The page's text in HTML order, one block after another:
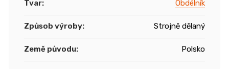
Tvar: Obdélník
Způsob výroby: Strojně dělaný
Země původu: Polsko